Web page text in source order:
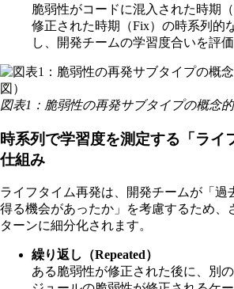
脆弱性がコードに混入された時期
修正された時期（Fix）の時系列的
し、開発チームの学習度合いを評
図表1：脆弱性の再発サブタイプの概念
時系列で学習度を測定する「ライ
仕組み
ライフタイム再発は、開発チームが「過
得る機会があったか」を考慮するため、
ターンに細分化されます。
繰り返し（Repeated）
ある脆弱性が修正された後に、別